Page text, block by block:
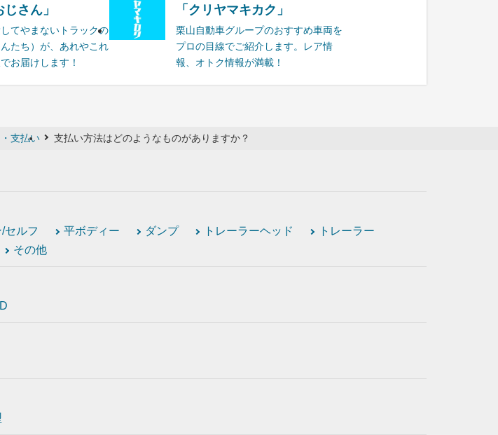
さん」
てやまないトラックの
たち）が、あれやこれ
お届けします！
「クリヤマキカク」
栗山自動車グループのおすすめ車両を
プロの目線でご紹介します。レア情
報、オトク情報が満載！
支払い 支払い方法はどのようなものがありますか？
セルフ 平ボディー ダンプ トレーラーヘッド
トレーラー
その他